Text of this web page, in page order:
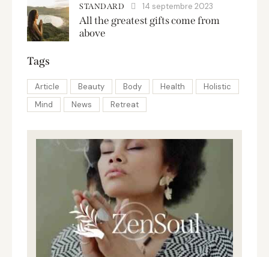
STANDARD 14 septembre 2023
All the greatest gifts come from
above
Tags
Article Beauty Body Health
Holistic
Mind
News Retreat